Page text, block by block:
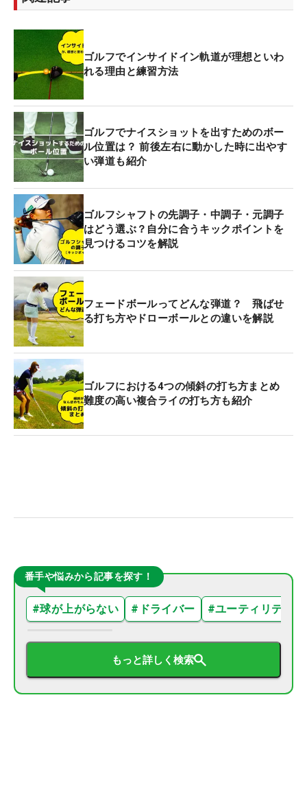
ゴルフでインサイドイン軌道が理想といわ
れる理由と練習方法
ゴルフでナイスショットを出すためのボー
ル位置は？ 前後左右に動かした時に出やす
い弾道も紹介
ゴルフシャフトの先調子・中調子・元調子
はどう選ぶ？自分に合うキックポイントを
見つけるコツを解説
フェードボールってどんな弾道？ 飛ばせ
る打ち方やドローボールとの違いを解説
ゴルフにおける4つの傾斜の打ち方まとめ
難度の高い複合ライの打ち方も紹介
番手や悩みから記事を探す！
#球が上がらない # ドライバー #ユーティリティ
もっと詳しく検索